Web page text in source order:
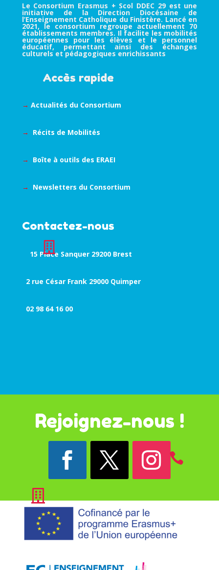
Le Consortium Erasmus + Scol DDEC 29 est une
initiative de la Direction Diocésaine de
l’Enseignement Catholique du Finistère. Lancé en
2021, le consortium regroupe actuellement 70
établissements membres. Il facilite les mobilités
européennes pour les élèves et le personnel
éducatif, permettant ainsi des échanges
culturels et pédagogiques enrichissants
Accès rapide
→ Actualités du Consortium
→ Récits de Mobilités
→ Boîte à outils des ERAEI
→ Newsletters du Consortium
Contactez-nous
15 Place Sanquer 29200 Brest
2 rue César Frank 29000 Quimper
02 98 64 16 00

Rejoignez-nous !

